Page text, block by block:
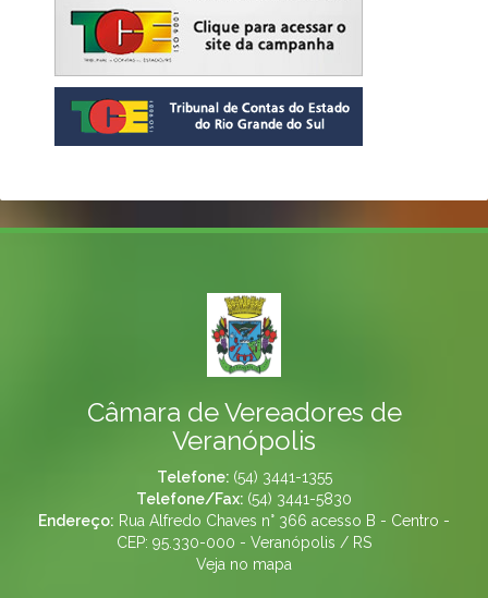
Câmara de Vereadores de
Veranópolis
Telefone: (54) 3441-1355
Telefone/Fax: (54) 3441-5830
Endereço: Rua Alfredo Chaves n° 366 acesso B - Centro -
CEP: 95.330-000 - Veranópolis / RS
Veja no mapa